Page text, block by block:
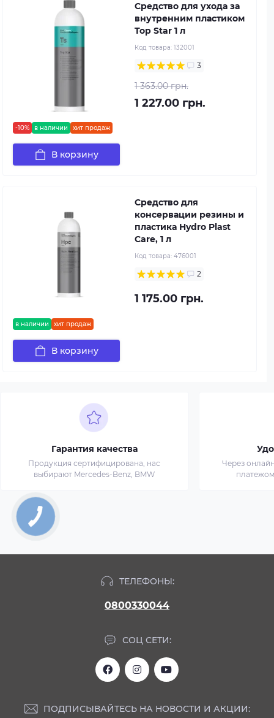
-10% в наличии хит продаж
Средство для ухода за
внутренним пластиком
Top Star 1 л
Код товара: 132001
3
1 363.00 грн.
1 227.00 грн.
В корзину
в наличии хит продаж
Средство для
консервации резины и
пластика Hydro Plast
Care, 1 л
Код товара: 476001
2
1 175.00 грн.
В корзину
Гарантия качества
Продукция сертифицирована, нас
выбирают Mercedes-Benz, BMW
Через
ТЕЛЕФОНЫ:
0800330044
СОЦ СЕТИ:
ПОДПИСЫВАЙТЕСЬ НА НОВОСТИ И АКЦИИ: